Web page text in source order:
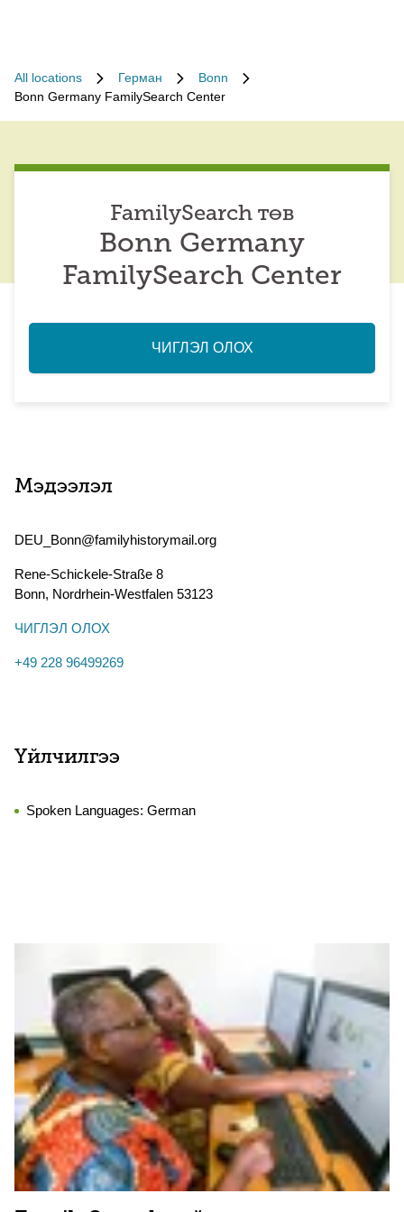
All locations Герман
Bonn
Bonn Germany FamilySearch Center
FamilySearch төв
Bonn Germany
FamilySearch Center
ЧИГЛЭЛ ОЛОХ
Мэдээлэл
DEU_Bonn@familyhistorymail.org
Rene-Schickele-Straße 8
Bonn, Nordrhein-Westfalen 53123
ЧИГЛЭЛ ОЛОХ
+49 228 96499269
Үйлчилгээ
Spoken Languages: German